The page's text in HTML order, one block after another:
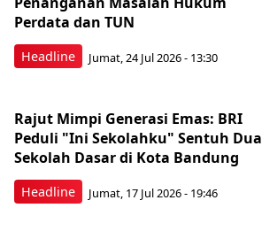
Headline
Perdata dan TUN
Jumat, 24 Jul 2026 - 13:30
Headline
Rajut Mimpi Generasi Emas: BRI
Peduli "Ini Sekolahku" Sentuh Dua
Sekolah Dasar di Kota Bandung
Jumat, 17 Jul 2026 - 19:46